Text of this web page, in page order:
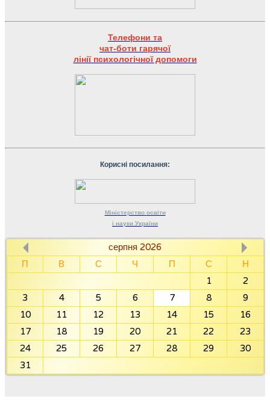
Телефони та
чат-боти гарячої
лінії психологічної допомоги
Корисні посилання:
Міністерство освіти
і науки України
серпня 2026
П
В С Ч П С
Н
1
2
3
4 5 6 7 8
9
10
11 12 13 14 15
16
17
18 19 20 21 22
23
24
25 26 27 28 29
30
31